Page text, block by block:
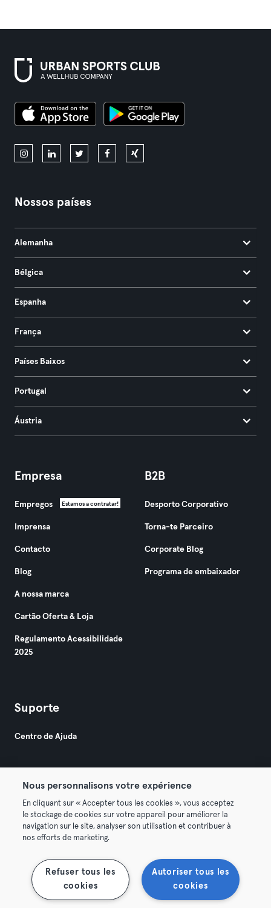
Nossos países
Alemanha
Bélgica
Espanha
França
Países Baixos
Portugal
Áustria
Empresa
Empregos Estamos a contratar!
Imprensa
Contacto
Blog
A nossa marca
Cartão Oferta & Loja
Regulamento Acessibilidade
2025
B2B
Desporto Corporativo
Torna-te Parceiro
Corporate Blog
Programa de embaixador
Suporte
Centro de Ajuda
© 2026 Urban Sports Group GmbH. All rights reserved.
Termos & Condições
Rescindir contratos aqui Cancelar contratos aqui
Nous personnalisons votre expérience
En cliquant sur « Accepter tous les cookies », vous acceptez
le stockage de cookies sur votre appareil pour améliorer la
navigation sur le site, analyser son utilisation et contribuer à
nos efforts de marketing.
Autoriser tous les
cookies
Refuser tous les
cookies